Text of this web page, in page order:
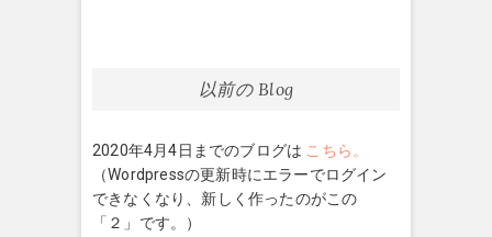
ョ
ン
以前の Blog
2020年4月4日までのブログは こちら。
（Wordpressの更新時にエラーでログイン
できなくなり、新しく作ったのがこの
「２」です。）